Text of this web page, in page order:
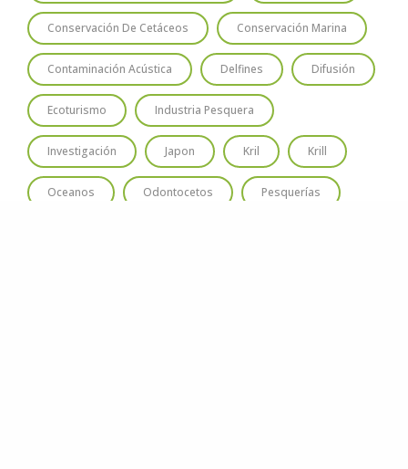
Conservación De Cetáceos Conservación Marina
Contaminación Acústica Delfines Difusión
Ecoturismo Industria Pesquera
Investigación Japon Kril Krill
Oceanos Odontocetos Pesquerías